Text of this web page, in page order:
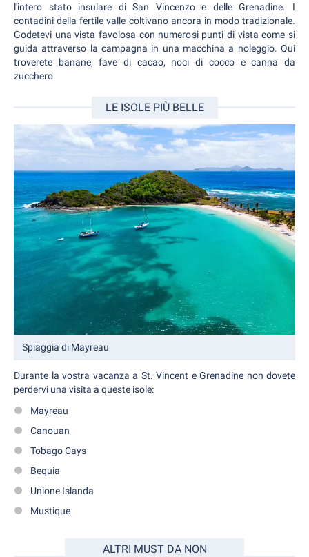
l'intero stato insulare di San Vincenzo e delle Grenadine. I
contadini della fertile valle coltivano ancora in modo tradizionale.
Godetevi una vista favolosa con numerosi punti di vista come si
guida attraverso la campagna in una macchina a noleggio. Qui
troverete banane, fave di cacao, noci di cocco e canna da
zucchero.
LE ISOLE PIÙ BELLE
Spiaggia di Mayreau
Durante la vostra vacanza a St. Vincent e Grenadine non dovete
perdervi una visita a queste isole:
Mayreau
Canouan
Tobago Cays
Bequia
Unione Islanda
Mustique
ALTRI MUST DA NON